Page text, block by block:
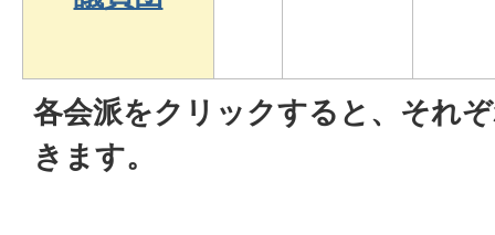
各会派をクリックすると、それ
きます。